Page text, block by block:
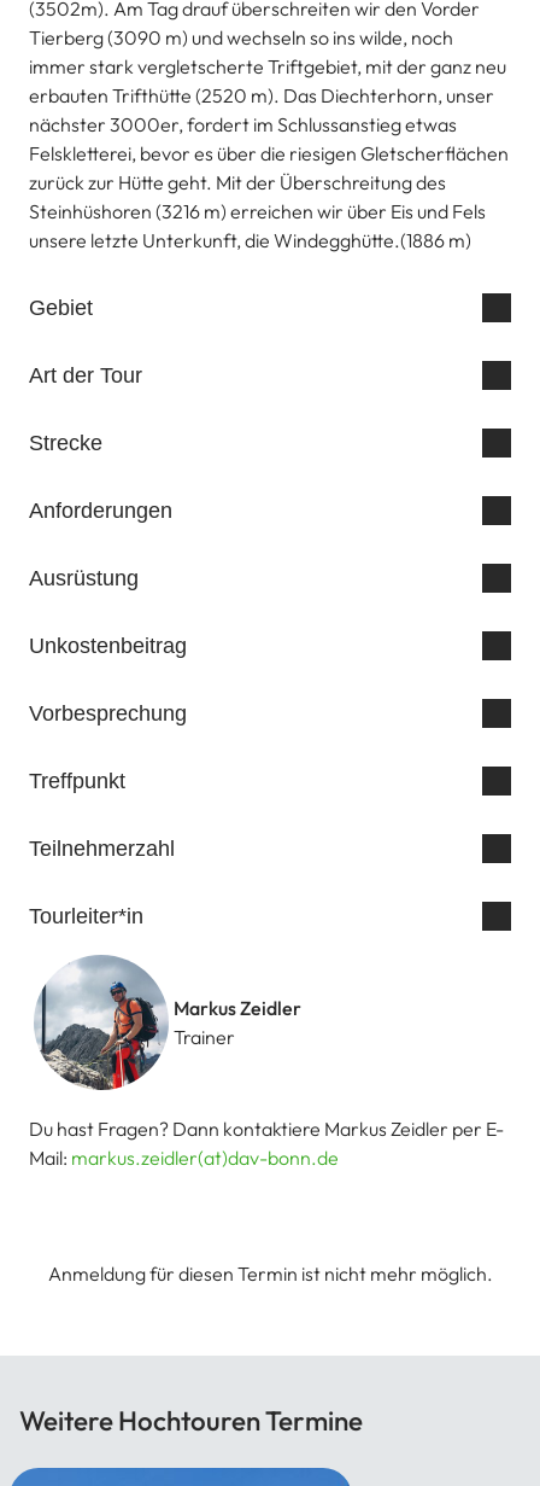
(3502m). Am Tag drauf überschreiten wir den Vorder
Tierberg (3090 m) und wechseln so ins wilde, noch
immer stark vergletscherte Triftgebiet, mit der ganz neu
erbauten Trifthütte (2520 m). Das Diechterhorn, unser
nächster 3000er, fordert im Schlussanstieg etwas
Felskletterei, bevor es über die riesigen Gletscherflächen
zurück zur Hütte geht. Mit der Überschreitung des
Steinhüshoren (3216 m) erreichen wir über Eis und Fels
unsere letzte Unterkunft, die Windegghütte.(1886 m)
Gebiet
Art der Tour
Strecke
Anforderungen
Ausrüstung
Unkostenbeitrag
Vorbesprechung
Treffpunkt
Teilnehmerzahl
Tourleiter*in
Markus Zeidler
Trainer
Du hast Fragen? Dann kontaktiere Markus Zeidler per E-
Mail: markus.zeidler(at)dav-bonn.de
Anmeldung für diesen Termin ist nicht mehr möglich.
Weitere Hochtouren Termine